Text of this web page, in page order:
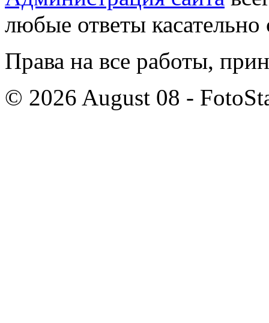
любые ответы касательно
Права на все работы,
© 2026 August 08 -